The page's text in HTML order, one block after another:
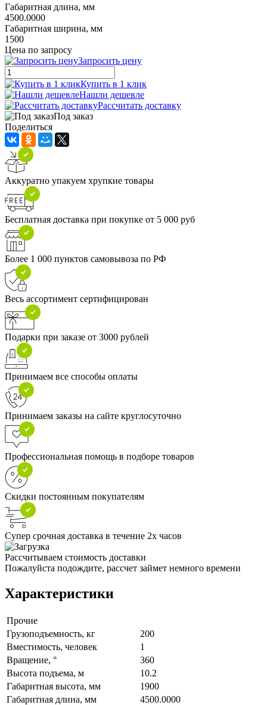
Габаритная длина, мм
4500.0000
Габаритная ширина, мм
1500
Цена по запросу
Запросить цену
Купить в 1 клик
Нашли дешевле
Рассчитать доставку
Под заказ
Поделиться
Аккуратно упакуем хрупкие товары
Бесплатная доставка при покупке от 5 000 руб
Более 1 000 пунктов самовывоза по РФ
Весь ассортимент сертифицирован
Подарки при заказе от 3000 рублей
Принимаем все способы оплаты
Принимаем заказы на сайте круглосуточно
Профессиональная помощь в подборе товаров
Скидки постоянным покупателям
Супер срочная доставка в течение 2х часов
Рассчитываем стоимость доставки
Пожалуйста подождите, рассчет займет немного времени
Характеристики
Прочие
Грузоподъемность, кг
200
Вместимость, человек
1
Вращение, °
360
Высота подъема, м
10.2
Габаритная высота, мм
1900
Габаритная длина, мм
4500.0000